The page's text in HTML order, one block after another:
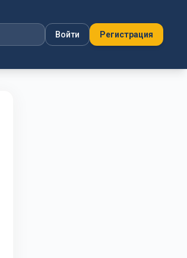
Войти Регистрация